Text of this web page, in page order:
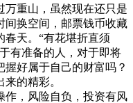
万重山，虽然现在还只是
间换空间，邮票钱币收藏
天。 “有花堪折直须
有准备的人，对于即将
好属于自己的财富吗？
来的精彩。
，风险自负，投资有风